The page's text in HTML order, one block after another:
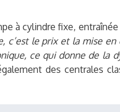
à cylindre fixe,
c’est le prix et la mise
ce qui donne de la
des centrales